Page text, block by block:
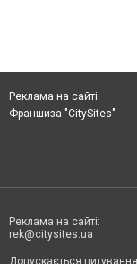
Реклама на сайті
Франшиза "CitySites"
Реклама на сайті:
rek@citysites.ua
Допускається